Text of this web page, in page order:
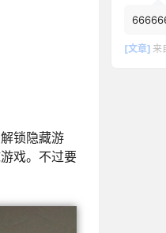
锁隐藏游
戏。不过要
[文章] 来